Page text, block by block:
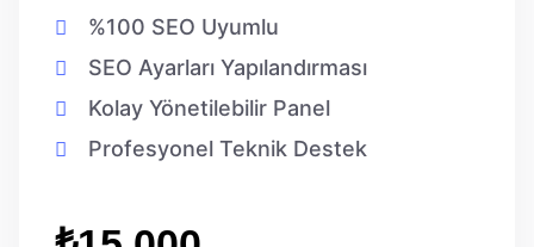
%100 SEO Uyumlu
SEO Ayarları Yapılandırması
Kolay Yönetilebilir Panel
Profesyonel Teknik Destek